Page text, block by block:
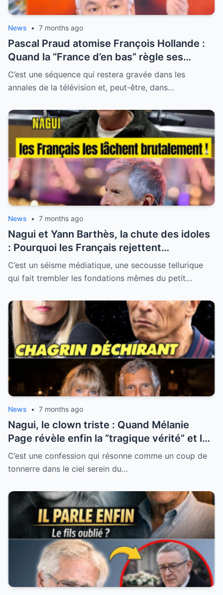
News • 7 months ago
Pascal Praud atomise François Hollande :
Quand la “France d’en bas” règle ses
comptes avec l’arrogance d’une élite faillie
C’est une séquence qui restera gravée dans les
annales de la télévision et, peut-être, dans…
News • 7 months ago
Nagui et Yann Barthès, la chute des idoles
: Pourquoi les Français rejettent
massivement les “donneurs de leçons” de
la télévision
C’est un séisme médiatique, une secousse tellurique
qui fait trembler les fondations mêmes du petit…
News • 7 months ago
Nagui, le clown triste : Quand Mélanie
Page révèle enfin la “tragique vérité” et les
blessures secrètes de l’animateur préféré
des Français
C’est une confession qui résonne comme un coup de
tonnerre dans le ciel serein du…